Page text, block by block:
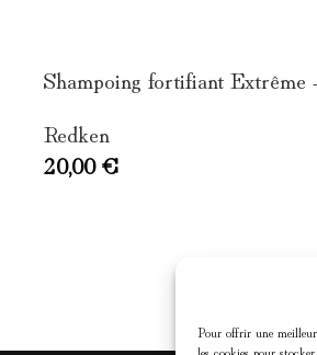
Pour offrir une
les cookies pour
Shampoing fortifiant Extrême
Redken
20,00€